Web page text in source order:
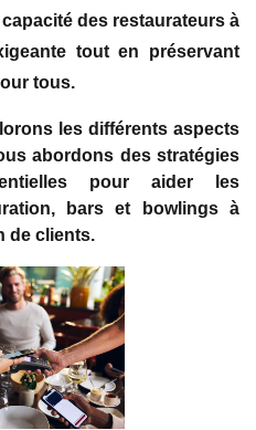
des restaurateurs à
tout en préservant
tous.
les différents aspects
abordons des stratégies
pour aider les
bars et bowlings à
de clients.